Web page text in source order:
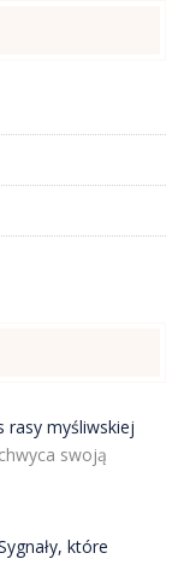
rasy myśliwskiej
swoją
które